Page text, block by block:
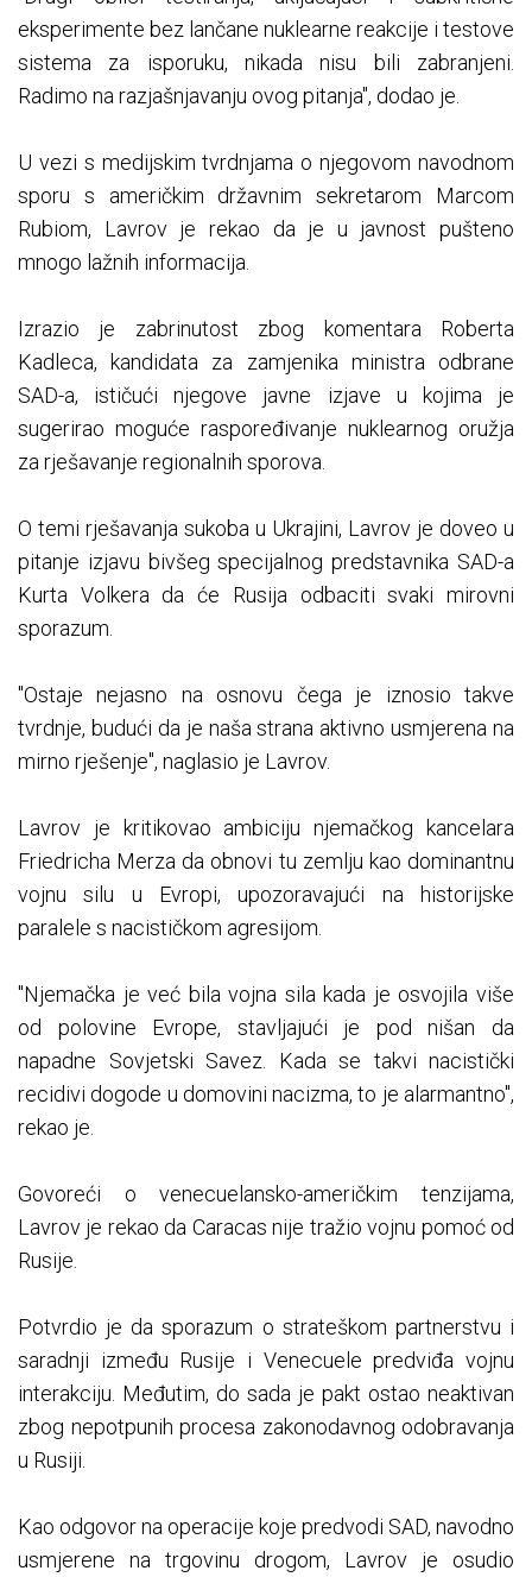
eksperimente bez lančane nuklearne reakcije i testove
sistema za isporuku, nikada nisu bili zabranjeni.
Radimo na razjašnjavanju ovog pitanja", dodao je.
U vezi s medijskim tvrdnjama o njegovom navodnom
sporu s američkim državnim sekretarom Marcom
Rubiom, Lavrov je rekao da je u javnost pušteno
mnogo lažnih informacija.
Izrazio je zabrinutost zbog komentara Roberta
Kadleca, kandidata za zamjenika ministra odbrane
SAD-a, ističući njegove javne izjave u kojima je
sugerirao moguće raspoređivanje nuklearnog oružja
za rješavanje regionalnih sporova.
O temi rješavanja sukoba u Ukrajini, Lavrov je doveo u
pitanje izjavu bivšeg specijalnog predstavnika SAD-a
Kurta Volkera da će Rusija odbaciti svaki mirovni
sporazum.
"Ostaje nejasno na osnovu čega je iznosio takve
tvrdnje, budući da je naša strana aktivno usmjerena na
mirno rješenje", naglasio je Lavrov.
Lavrov je kritikovao ambiciju njemačkog kancelara
Friedricha Merza da obnovi tu zemlju kao dominantnu
vojnu silu u Evropi, upozoravajući na historijske
paralele s nacističkom agresijom.
"Njemačka je već bila vojna sila kada je osvojila više
od polovine Evrope, stavljajući je pod nišan da
napadne Sovjetski Savez. Kada se takvi nacistički
recidivi dogode u domovini nacizma, to je alarmantno",
rekao je.
Govoreći o venecuelansko-američkim tenzijama,
Lavrov je rekao da Caracas nije tražio vojnu pomoć od
Rusije.
Potvrdio je da sporazum o strateškom partnerstvu i
saradnji između Rusije i Venecuele predviđa vojnu
interakciju. Međutim, do sada je pakt ostao neaktivan
zbog nepotpunih procesa zakonodavnog odobravanja
u Rusiji.
Kao odgovor na operacije koje predvodi SAD, navodno
usmjerene na trgovinu drogom, Lavrov je osudio